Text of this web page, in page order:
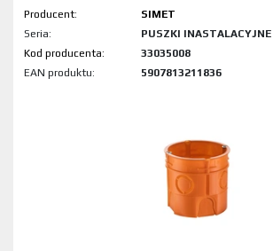
Producent:
SIMET
Seria:
PUSZKI INASTALACYJNE
Kod produktu:
33035008
EAN produktu:
5907813211836